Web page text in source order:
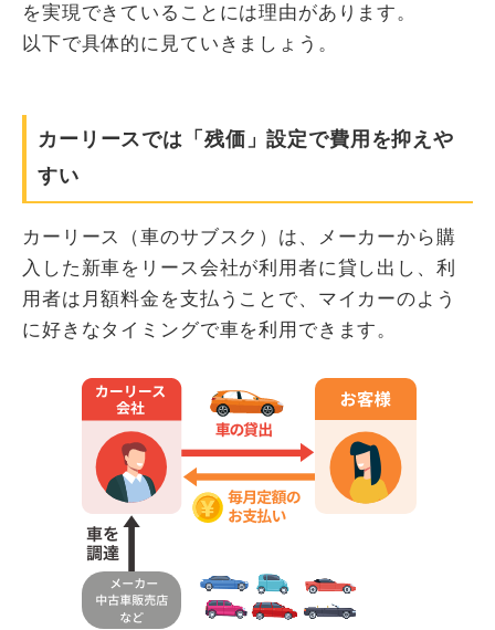
を実現できていることには理由があります。
以下で具体的に見ていきましょう。
カーリースでは「残価」設定で費用を抑えや
すい
カーリース（車のサブスク）は、メーカーから購
入した新車をリース会社が利用者に貸し出し、利
用者は月額料金を支払うことで、マイカーのよう
に好きなタイミングで車を利用できます。